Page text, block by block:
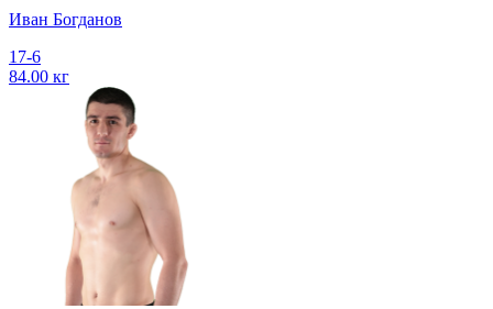
Иван Богданов
17-6
84.00 кг